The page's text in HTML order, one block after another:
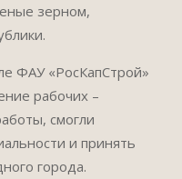
зерном,
ФАУ «РосКапСтрой»
рабочих –
смогли
и принять
города.